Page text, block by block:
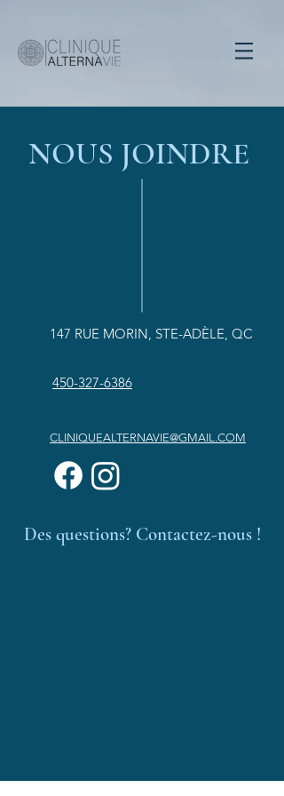
NOUS JOINDRE
147 RUE MORIN, STE-ADÈLE, QC
450-327-6386
CLINIQUEALTERNAVIE@GMAIL.COM
Des questions? Contactez-nous !